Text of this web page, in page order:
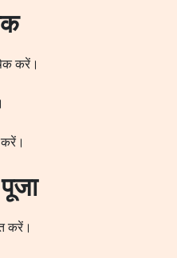
करें।
करें।
करें।